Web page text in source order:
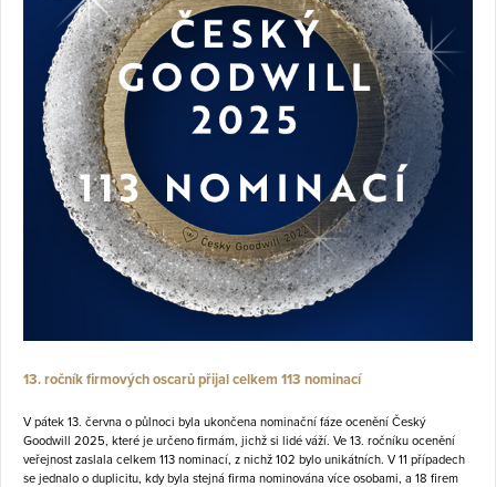
13. ročník firmových oscarů přijal celkem 113 nominací
V pátek 13. června o půlnoci byla ukončena nominační fáze ocenění Český
Goodwill 2025, které je určeno firmám, jichž si lidé váží. Ve 13. ročníku ocenění
veřejnost zaslala celkem 113 nominací, z nichž 102 bylo unikátních. V 11 případech
se jednalo o duplicitu, kdy byla stejná firma nominována více osobami, a 18 firem